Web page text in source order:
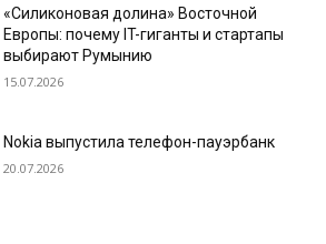
«Силиконовая долина» Восточной
Европы: почему IT-гиганты и стартапы
выбирают Румынию
15.07.2026
Nokia выпустила телефон-пауэрбанк
20.07.2026